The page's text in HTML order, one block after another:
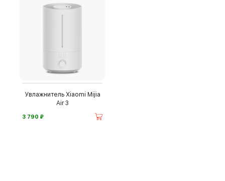
Увлажнитель Xiaomi Mijia
Air 3
3 790 ⃏